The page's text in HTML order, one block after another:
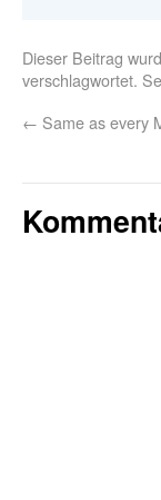
Dieser Beitrag
verschlagwortet.
← Same as every